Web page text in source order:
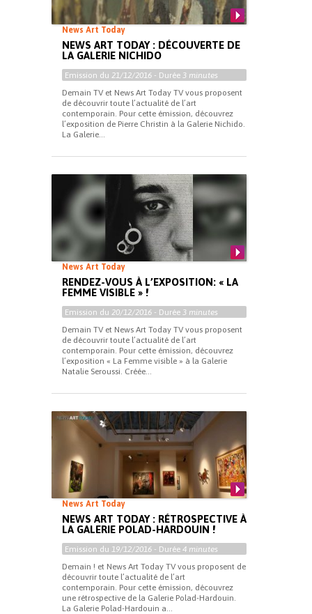
News Art Today
NEWS ART TODAY : DÉCOUVERTE DE
LA GALERIE NICHIDO
Emission du 21/12/2016 - Durée 3 minutes
Demain TV et News Art Today TV vous proposent
de découvrir toute l’actualité de l’art
contemporain. Pour cette émission, découvrez
l’exposition de Pierre Christin à la Galerie Nichido.
La Galerie...
News Art Today
RENDEZ-VOUS À L’EXPOSITION: « LA
FEMME VISIBLE » !
Emission du 20/12/2016 - Durée 3 minutes
Demain TV et News Art Today TV vous proposent
de découvrir toute l’actualité de l’art
contemporain. Pour cette émission, découvrez
l’exposition « La Femme visible » à la Galerie
Natalie Seroussi. Créée...
News Art Today
NEWS ART TODAY : RÉTROSPECTIVE À
LA GALERIE POLAD-HARDOUIN !
Emission du 19/12/2016 - Durée 4 minutes
Demain ! et News Art Today TV vous proposent de
découvrir toute l’actualité de l’art
contemporain. Pour cette émission, découvrez
une rétrospective de la Galerie Polad-Hardouin.
La Galerie Polad-Hardouin a...